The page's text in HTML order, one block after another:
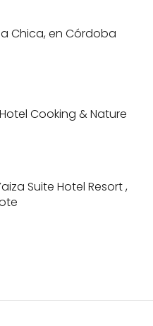
Chica, en Córdoba
Cooking & Nature
Suite Hotel Resort ,